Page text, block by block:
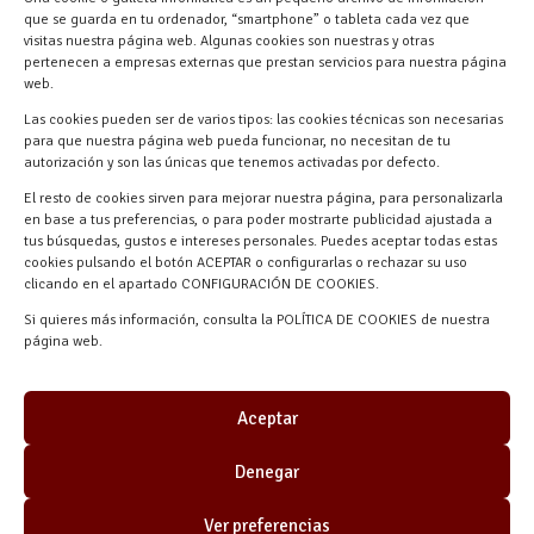
que se guarda en tu ordenador, “smartphone” o tableta cada vez que
visitas nuestra página web. Algunas cookies son nuestras y otras
pertenecen a empresas externas que prestan servicios para nuestra página
web.
Las cookies pueden ser de varios tipos: las cookies técnicas son necesarias
para que nuestra página web pueda funcionar, no necesitan de tu
autorización y son las únicas que tenemos activadas por defecto.
El resto de cookies sirven para mejorar nuestra página, para personalizarla
en base a tus preferencias, o para poder mostrarte publicidad ajustada a
tus búsquedas, gustos e intereses personales. Puedes aceptar todas estas
cookies pulsando el botón ACEPTAR o configurarlas o rechazar su uso
clicando en el apartado CONFIGURACIÓN DE COOKIES.
Si quieres más información, consulta la POLÍTICA DE COOKIES de nuestra
página web.
Aceptar
Denegar
Ver preferencias
Materiales Manuel Martín Ctra.
Turégano-Navas de Oro, 47, 40280
Navalmanzano, Segovia, ESPAÑA
Desarrollado por